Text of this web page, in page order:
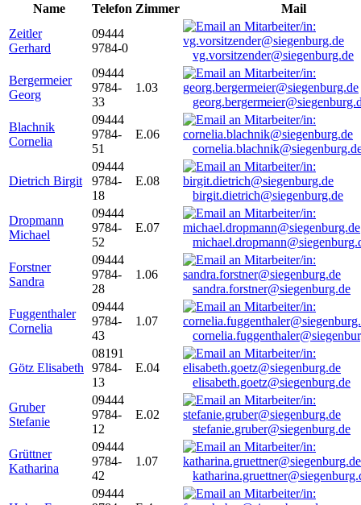
Name
Telefon Zimmer
Mail
Zeitler
Gerhard
09444
9784-0
vg.vorsitzender@siegenburg.de
Bergermeier
Georg
09444
9784-
33
1.03
Blachnik
Cornelia
09444
9784-
51
E.06
Dietrich Birgit
09444
9784-
18
E.08
birgit.dietrich@siegenburg.de
Dropmann
Michael
09444
9784-
52
E.07
Forstner
Sandra
09444
9784-
28
1.06
sandra.forstner@siegenburg.de
Fuggenthaler
Cornelia
09444
9784-
43
1.07
Götz Elisabeth
08191
9784-
13
E.04
elisabeth.goetz@siegenburg.de
Gruber
Stefanie
09444
9784-
12
E.02
stefanie.gruber@siegenburg.de
Grüttner
Katharina
09444
9784-
42
1.07
09444